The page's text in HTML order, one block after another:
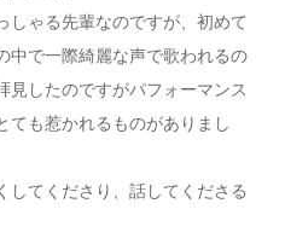
しゃる先輩なのですが、初めて
中で一際綺麗な声で歌われるの
見したのですがパフォーマンス
ても惹かれるものがありまし
してくださり、話してくださる